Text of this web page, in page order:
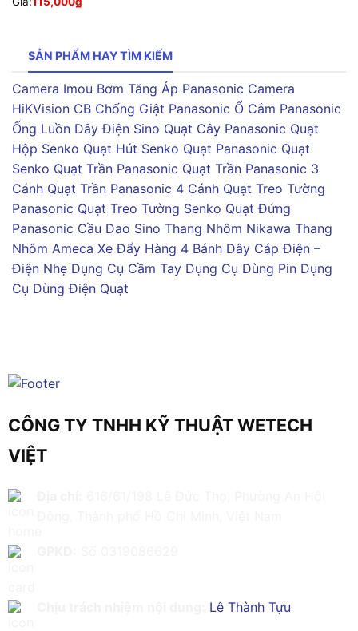
SẢN PHẨM HAY TÌM KIẾM
Camera Imou Bơm Tăng Áp Panasonic Camera
HiKVision CB Chống Giật Panasonic Ổ Cắm Panasonic
Ống Luồn Dây Điện Sino Quạt Cây Panasonic Quạt
Hộp Senko Quạt Hút Senko Quạt Panasonic Quạt
Senko Quạt Trần Panasonic Quạt Trần Panasonic 3
Cánh Quạt Trần Panasonic 4 Cánh Quạt Treo Tường
Panasonic Quạt Treo Tường Senko Quạt Đứng
Panasonic Cầu Dao Sino Thang Nhôm Nikawa Thang
Nhôm Ameca Xe Đẩy Hàng 4 Bánh Dây Cáp Điện –
Điện Nhẹ Dụng Cụ Cầm Tay Dụng Cụ Dùng Pin Dụng
Cụ Dùng Điện Quạt
CÔNG TY TNHH KỸ THUẬT WETECH
VIỆT
Lê Thành Tựu